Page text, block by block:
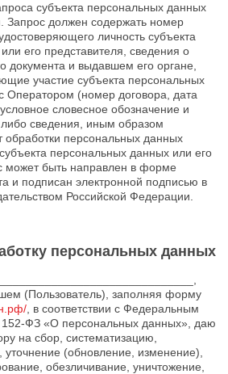
субъекта персональных данных
Запрос должен содержать номер
личность субъекта
его представителя, сведения о
документа и выдавшем его органе,
участие субъекта персональных
Оператором (номер договора, дата
словесное обозначение и
сведения, иным образом
персональных данных
персональных данных или его
может быть направлен в форме
и подписан электронной подписью в
Российской Федерации.
персональных данных
(Пользователь), заполняя форму
, в соответствии с Федеральным
152-ФЗ «О персональных данных», даю
на сбор, систематизацию,
(обновление, изменение),
обезличивание, уничтожение,